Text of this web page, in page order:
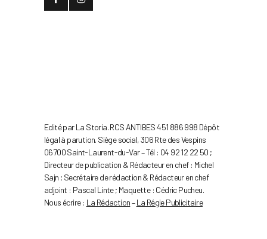
Edité par La Storia. RCS ANTIBES 451 886 998 Dépôt
légal à parution. Siège social, 306 Rte des Vespins
06700 Saint-Laurent-du-Var – Tél : 04 92 12 22 50 ;
Directeur de publication & Rédacteur en chef : Michel
Sajn ; Secrétaire de rédaction & Rédacteur en chef
adjoint : Pascal Linte ; Maquette : Cédric Pucheu.
Nous écrire : La Rédaction–La Régie Publicitaire